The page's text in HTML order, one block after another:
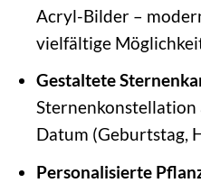
Acryl-Bilder –
vielfältige
Gestaltete
Sternenkonstellation
Datum (Geburtstag,
Personalisierte